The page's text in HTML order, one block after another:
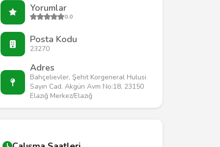
Yorumlar
0.0
Posta Kodu
23270
Adres
Bahçelievler, Şehit Korgeneral Hulusi
Sayın Cad. Akgün Avm No:18, 23150
Elazığ Merkez/Elazığ